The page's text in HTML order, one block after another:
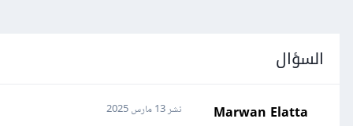
السؤال
Marwan Elatta نشر13 مارس 2025